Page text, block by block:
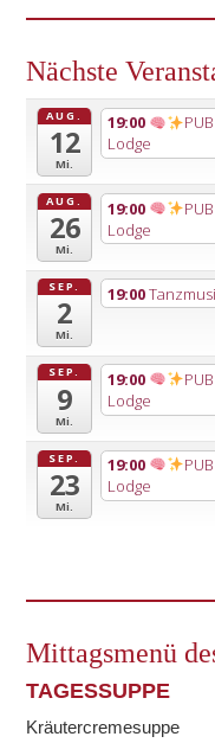
Nächste
AUG.
12
Mi.
19:00
Lodge
AUG.
26
Mi.
19:00
Lodge
SEP.
2
Mi.
19:00
SEP.
9
Mi.
19:00
Lodge
SEP.
23
Mi.
19:00
Lodge
Mittagsmenü
TAGESSUPPE
Kräutercremesuppe